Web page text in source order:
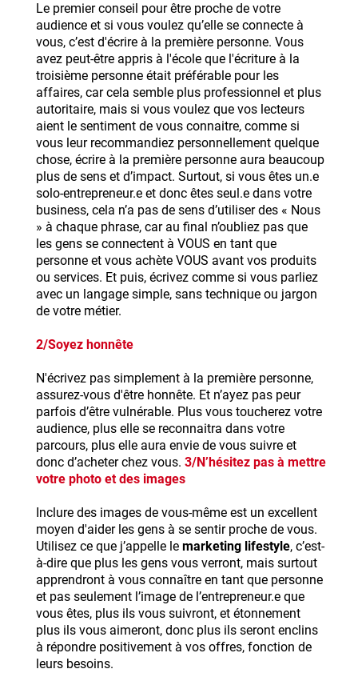
Le premier conseil pour être proche de votre
audience et si vous voulez qu’elle se connecte à
vous, c’est d'écrire à la première personne. Vous
avez peut-être appris à l'école que l'écriture à la
troisième personne était préférable pour les
affaires, car cela semble plus professionnel et plus
autoritaire, mais si vous voulez que vos lecteurs
aient le sentiment de vous connaitre, comme si
vous leur recommandiez personnellement quelque
chose, écrire à la première personne aura beaucoup
plus de sens et d’impact. Surtout, si vous êtes un.e
solo-entrepreneur.e et donc êtes seul.e dans votre
business, cela n’a pas de sens d’utiliser des « Nous
» à chaque phrase, car au final n’oubliez pas que
les gens se connectent à VOUS en tant que
personne et vous achète VOUS avant vos produits
ou services. Et puis, écrivez comme si vous parliez
avec un langage simple, sans technique ou jargon
de votre métier.
2/Soyez honnête
N'écrivez pas simplement à la première personne,
assurez-vous d'être honnête. Et n’ayez pas peur
parfois d’être vulnérable. Plus vous toucherez votre
audience, plus elle se reconnaitra dans votre
parcours, plus elle aura envie de vous suivre et
donc d’acheter chez vous. 3/N’hésitez pas à mettre
votre photo et des images
Inclure des images de vous-même est un excellent
moyen d'aider les gens à se sentir proche de vous.
Utilisez ce que j’appelle le marketing lifestyle, c’est-
à-dire que plus les gens vous verront, mais surtout
apprendront à vous connaître en tant que personne
et pas seulement l’image de l’entrepreneur.e que
vous êtes, plus ils vous suivront, et étonnement
plus ils vous aimeront, donc plus ils seront enclins
à répondre positivement à vos offres, fonction de
leurs besoins.